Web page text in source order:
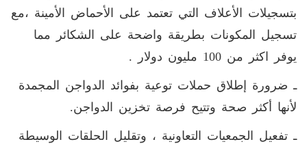
بتسجيلات الأعلاف التي تعتمد على الأحماض الأمينة ،مع
تسجيل المكونات بطريقة واضحة على الشكائر مما
يوفر اكثر من 100 مليون دولار .
ـ ضرورة إطلاق حملات توعية بفوائد الدواجن المجمدة
لأنها أكثر صحة وتتيح فرصة تخزين الدواجن.
ـ تفعيل الجمعيات التعاونية ، وتقليل الحلقات الوسيطة